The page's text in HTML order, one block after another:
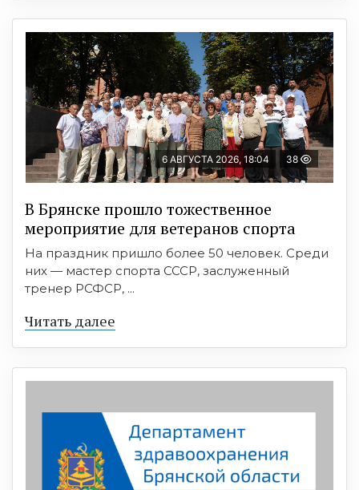
6 АВГУСТА 2026, 18:04 38
В Брянске прошло тожественное
мероприятие для ветеранов спорта
На праздник пришло более 50 человек. Среди
них — мастер спорта СССР, заслуженный
тренер РСФСР, ...
Читать далее